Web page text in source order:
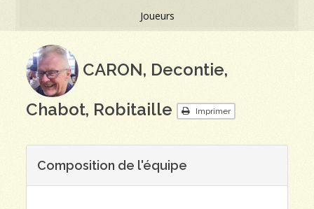
Joueurs
CARON, Decontie,
Chabot, Robitaille
Imprimer
Composition de l'équipe